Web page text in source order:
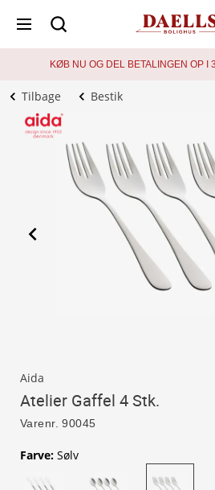
KØB NU OG DEL BETALINGEN OP I
Tilbage Bestik
Aida
Atelier Gaffel 4 Stk.
Varenr. 90045
Farve: Sølv